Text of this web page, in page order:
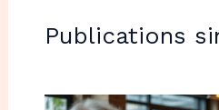
Publications